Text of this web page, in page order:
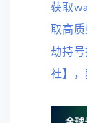
获取
取高
劫持
社】